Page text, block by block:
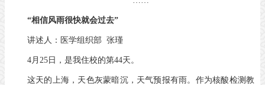
“相信风雨很快就会过去”
讲述人：医学组织部 张瑾
4月25日，是我住校的第44天。
这天的上海，天色灰蒙暗沉，天气预报有雨。作为核酸检测教